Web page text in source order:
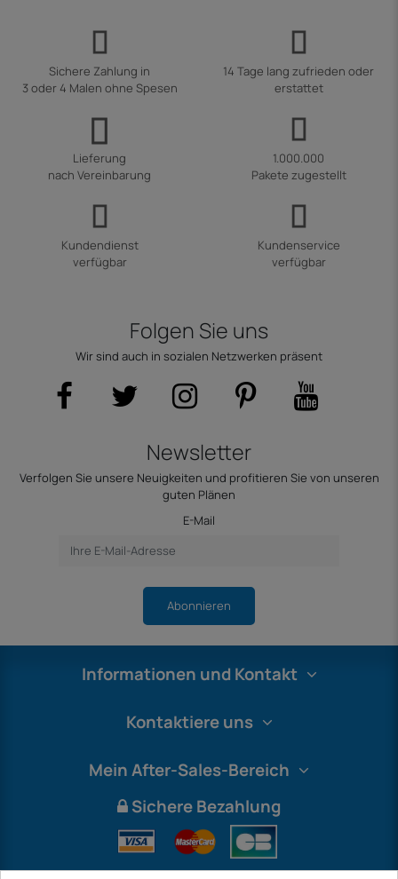
Sichere Zahlung in
3 oder 4 Malen ohne Spesen
14 Tage lang zufrieden oder
erstattet
Lieferung
nach Vereinbarung
1.000.000
Pakete zugestellt
Kundendienst
verfügbar
Kundenservice
verfügbar
Folgen Sie uns
Wir sind auch in sozialen Netzwerken präsent
Newsletter
Verfolgen Sie unsere Neuigkeiten und profitieren Sie von unseren
guten Plänen
E-Mail
Abonnieren
Informationen und Kontakt
Kontaktiere uns
Mein After-Sales-Bereich
Sichere Bezahlung